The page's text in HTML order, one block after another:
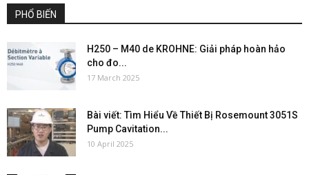
PHỔ BIẾN
H250 – M40 de KROHNE: Giải pháp hoàn hảo
cho đo...
17 March 2025
Bài viết: Tìm Hiểu Về Thiết Bị Rosemount 3051S
Pump Cavitation...
10 April 2025